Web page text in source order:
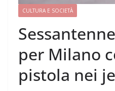
CULTURA E SOCIETÀ
per Milano
pistola nei